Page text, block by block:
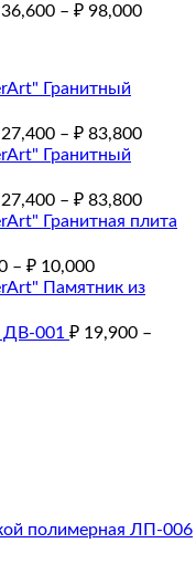
36,600 – ₽ 98,000
27,400 – ₽ 83,800
27,400 – ₽ 83,800
– ₽ 10,000
ДВ-001 ₽ 19,900 –
полимерная ЛП-006